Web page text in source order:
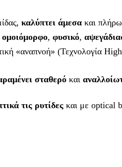
καλύπτει άμεσα και
ομοιόμορφο, φυσικό,
«αναπνοή» (Τεχνολογία
σταθερό και
τις ρυτίδες και με optical